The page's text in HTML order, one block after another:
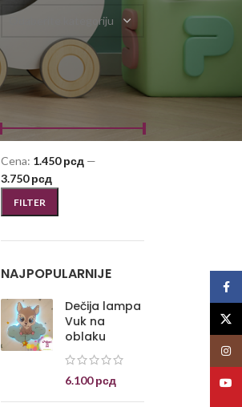
Odaberite kategoriju
FILTRIRAJ PO CENI
FILTER
Cena: 1.450 рсд —
3.750 рсд
NAJPOPULARNIJE
Dečija lampa
Vuk na
oblaku
6.100рсд